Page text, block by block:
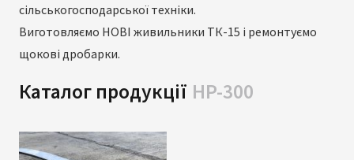
сільськогосподарської техніки.
Виготовляємо НОВІ живильники ТК-15 і ремонтуємо
щокові дробарки.
Каталог продукції HP-300